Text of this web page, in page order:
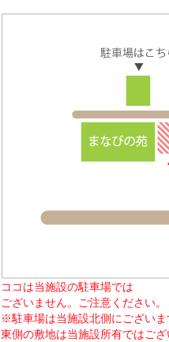
ココは当施設の駐車場では
ございません。ご注意ください。
※駐車場は当施設北側にございま
東側の敷地は当施設所有ではござ